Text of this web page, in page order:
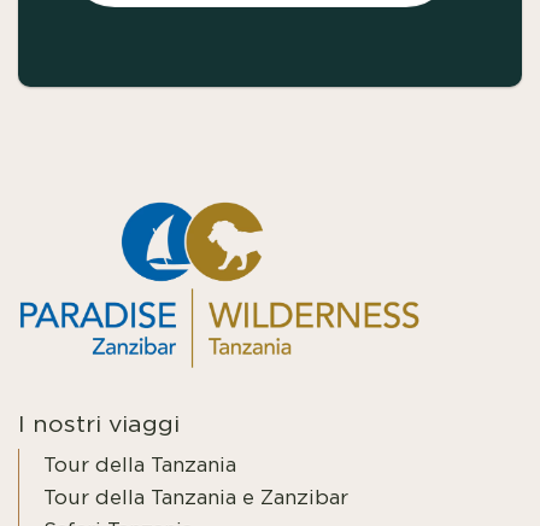
I nostri viaggi
Tour della Tanzania
Tour della Tanzania e Zanzibar